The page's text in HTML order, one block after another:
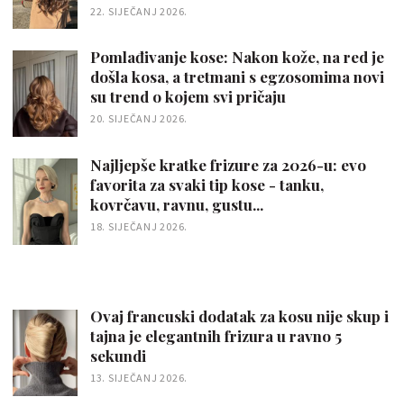
22. SIJEČANJ 2026.
Pomlađivanje kose: Nakon kože, na red je
došla kosa, a tretmani s egzosomima novi
su trend o kojem svi pričaju
20. SIJEČANJ 2026.
Najljepše kratke frizure za 2026-u: evo
favorita za svaki tip kose - tanku,
kovrčavu, ravnu, gustu...
18. SIJEČANJ 2026.
Ovaj francuski dodatak za kosu nije skup i
tajna je elegantnih frizura u ravno 5
sekundi
13. SIJEČANJ 2026.